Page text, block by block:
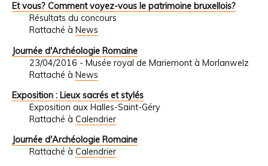
Et vous? Comment voyez-vous le patrimoine bruxellois?
Résultats du concours
Rattaché à News
Journée d'Archéologie Romaine
23/04/2016 - Musée royal de Mariemont à Morlanwelz
Rattaché à News
Exposition : Lieux sacrés et stylés
Exposition aux Halles-Saint-Géry
Rattaché à Calendrier
Journée d'Archéologie Romaine
Rattaché à Calendrier